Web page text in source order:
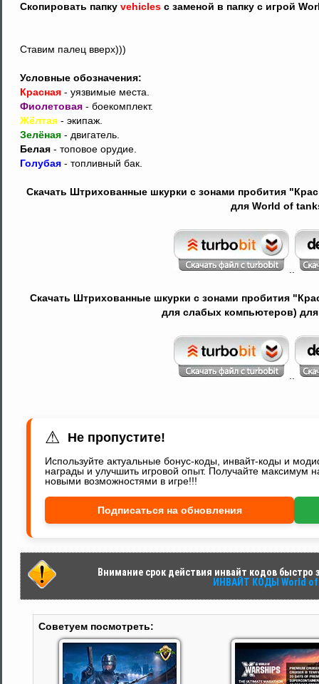
Скопировать папку vehicles с заменой в папку с игрой
Ставим палец вверх)))
Условные обозначения:
Красная - уязвимые места.
Фиолетовая - боекомплект.
Жёлтая - экипаж.
Зелёная - двигатель.
Белая - топовое орудие.
Голубая - топливный бак.
Скачать Штрихованные шкурки с зонами пробития
для World of
Скачать Штрихованные шкурки с зонами пробития
для слабых компьютеров)
⚠ Не пропустите!
Используйте актуальные бонус-коды, инвайт-коды и
награды и улучшить игровой опыт. Получайте максимум
новыми возможностями в игре!!!
Подписаться на обновления
Внимание срок действия инвайт кодов быстро
ИНВАЙТ КОДЫ World
Советуем посмотреть: